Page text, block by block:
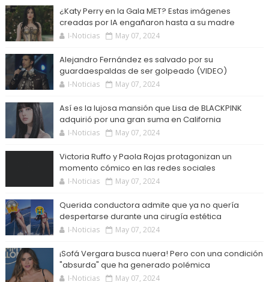
¿Katy Perry en la Gala MET? Estas imágenes
creadas por IA engañaron hasta a su madre
I-Noticias May 07, 2024
Alejandro Fernández es salvado por su
guardaespaldas de ser golpeado (VIDEO)
I-Noticias May 07, 2024
Así es la lujosa mansión que Lisa de BLACKPINK
adquirió por una gran suma en California
I-Noticias May 07, 2024
Victoria Ruffo y Paola Rojas protagonizan un
momento cómico en las redes sociales
I-Noticias May 07, 2024
Querida conductora admite que ya no quería
despertarse durante una cirugía estética
I-Noticias May 07, 2024
¡Sofá Vergara busca nuera! Pero con una condición
"absurda" que ha generado polémica
I-Noticias May 07, 2024